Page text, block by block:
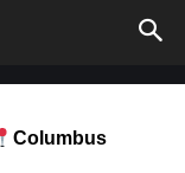
Columbus